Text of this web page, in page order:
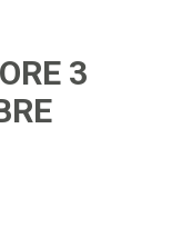
3